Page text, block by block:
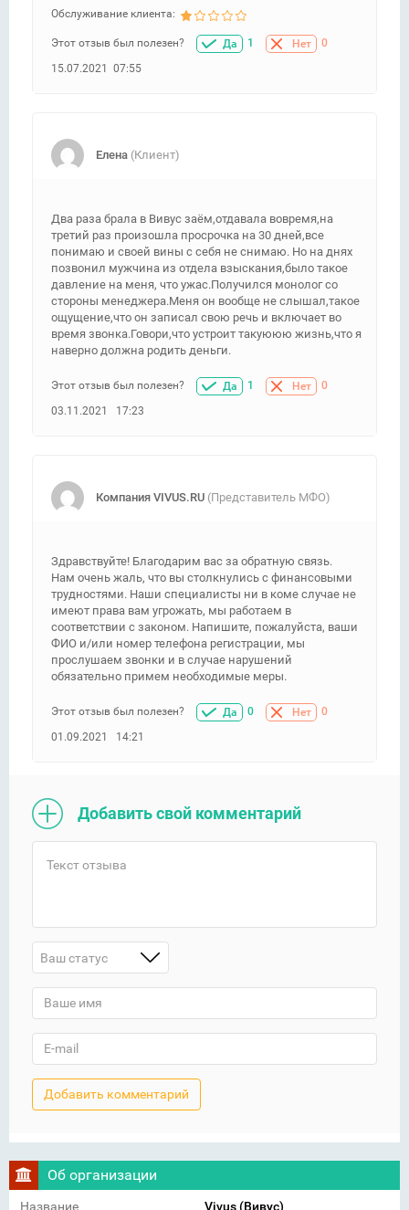
Обслуживание клиента:
Этот отзыв был полезен? Да 1 Нет
0
15.07.2021 07:55
Елена (Клиент)
Два раза брала в Вивус заём,отдавала вовремя,на
третий раз произошла просрочка на 30 дней,все
понимаю и своей вины с себя не снимаю. Но на днях
позвонил мужчина из отдела взыскания,было такое
давление на меня, что ужас.Получился монолог со
стороны менеджера.Меня он вообще не слышал,такое
ощущение,что он записал свою речь и включает во
время звонка.Говори,что устроит такуююю жизнь,что я
наверно должна родить деньги.
Этот отзыв был полезен? Да 1 Нет
0
03.11.2021 17:23
Компания VIVUS.RU (Представитель МФО)
Здравствуйте! Благодарим вас за обратную связь.
Нам очень жаль, что вы столкнулись с финансовыми
трудностями. Наши специалисты ни в коме случае не
имеют права вам угрожать, мы работаем в
соответствии с законом. Напишите, пожалуйста, ваши
ФИО и/или номер телефона регистрации, мы
прослушаем звонки и в случае нарушений
обязательно примем необходимые меры.
Этот отзыв был полезен? Да 0 Нет
0
01.09.2021 14:21
Добавить свой комментарий
Ваш статус
Об организации
Название Vivus (Вивус)